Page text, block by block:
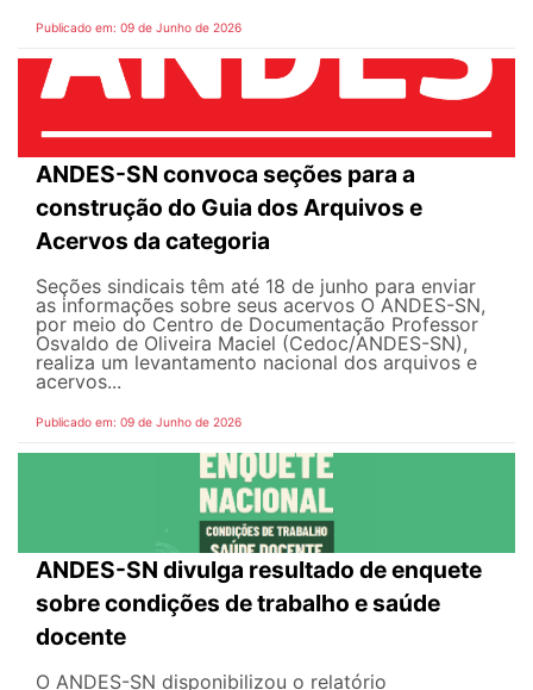
Publicado em: 09 de Junho de 2026
ANDES-SN convoca seções para a
construção do Guia dos Arquivos e
Acervos da categoria
Seções sindicais têm até 18 de junho para enviar
as informações sobre seus acervos O ANDES-SN,
por meio do Centro de Documentação Professor
Osvaldo de Oliveira Maciel (Cedoc/ANDES-SN),
realiza um levantamento nacional dos arquivos e
acervos...
Publicado em: 09 de Junho de 2026
ANDES-SN divulga resultado de enquete
sobre condições de trabalho e saúde
docente
O ANDES-SN disponibilizou o relatório